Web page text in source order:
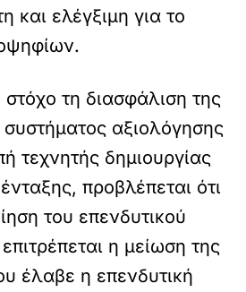
και ελέγξιμη για το
τη διασφάλιση της
συστήματος αξιολόγησης
τεχνητής δημιουργίας
προβλέπεται ότι
του επενδυτικού
η μείωση της
έλαβε η επενδυτική